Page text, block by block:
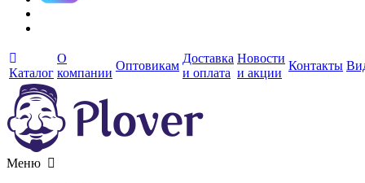
Каталог
О
компании
Оптовикам
Доставка
и оплата
Новости
и акции
Контакты
Меню